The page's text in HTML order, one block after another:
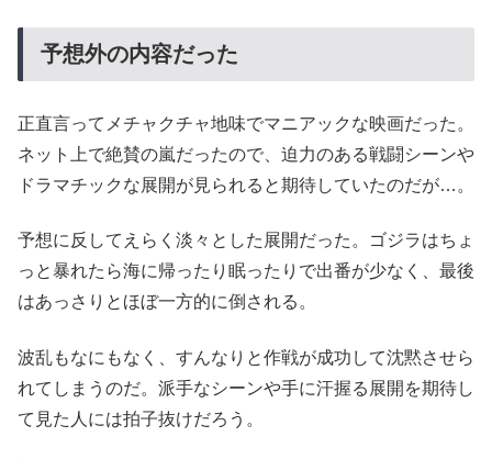
予想外の内容だった
正直言ってメチャクチャ地味でマニアックな映画だった。
ネット上で絶賛の嵐だったので、迫力のある戦闘シーンや
ドラマチックな展開が見られると期待していたのだが…。
予想に反してえらく淡々とした展開だった。ゴジラはちょ
っと暴れたら海に帰ったり眠ったりで出番が少なく、最後
はあっさりとほぼ一方的に倒される。
波乱もなにもなく、すんなりと作戦が成功して沈黙させら
れてしまうのだ。派手なシーンや手に汗握る展開を期待し
て見た人には拍子抜けだろう。